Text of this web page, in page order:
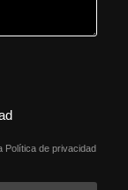
Política de privacidad